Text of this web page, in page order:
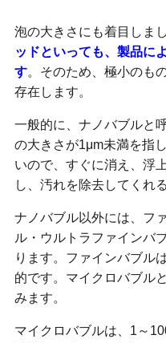
泡の大きさにも着目しまし
ッドといっても、製品に
す。そのため、極小のも
存在します。
一般的に、ナノバブルと
の大きさが1μm未満を指
いので、すぐに消え、浮
し、汚れを除去してくれ
ナノバブル以外には、フ
ル・ウルトラファインバ
ります。ファインバブル
的です。マイクロバブル
みます。
マイクロバブルは、1～